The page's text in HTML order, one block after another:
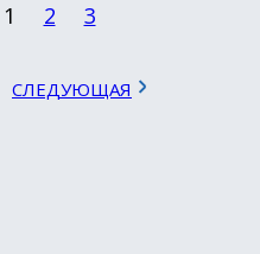
1 2 3
СЛЕДУЮЩАЯ